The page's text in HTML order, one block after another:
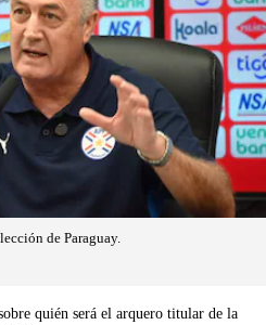
de Paraguay.
quién será el arquero titular de la